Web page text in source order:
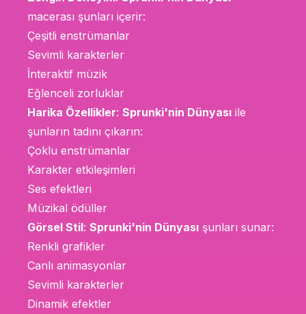
macerası şunları içerir:
Çeşitli enstrümanlar
Sevimli karakterler
İnteraktif müzik
Eğlenceli zorluklar
Harika Özellikler: Sprunki'nin Dünyası ile
şunların tadını çıkarın:
Çoklu enstrümanlar
Karakter etkileşimleri
Ses efektleri
Müzikal ödüller
Görsel Stil: Sprunki'nin Dünyası şunları sunar:
Renkli grafikler
Canlı animasyonlar
Sevimli karakterler
Dinamik efektler